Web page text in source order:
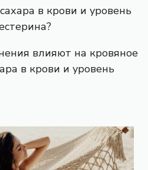
влияют на кровяное
в крови и уровень